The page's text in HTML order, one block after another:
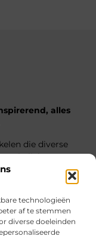
technologieën
af te stemmen
diverse doeleinden
alles
die diverse
belichten.